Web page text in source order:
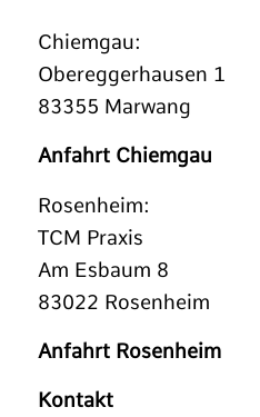
Chiemgau:
Obereggerhausen 1
83355 Marwang
Anfahrt Chiemgau
Rosenheim:
TCM Praxis
Am Esbaum 8
83022 Rosenheim
Anfahrt Rosenheim
Kontakt